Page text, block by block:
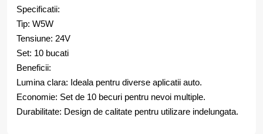
Specificatii:
Tip: W5W
Tensiune: 24V
Set: 10 bucati
Beneficii:
Lumina clara: Ideala pentru diverse aplicatii auto.
Economie: Set de 10 becuri pentru nevoi multiple.
Durabilitate: Design de calitate pentru utilizare indelungata.